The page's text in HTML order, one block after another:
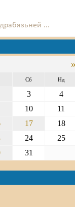
...
Сб Нд
3
4
10
11
17
18
24
25
31